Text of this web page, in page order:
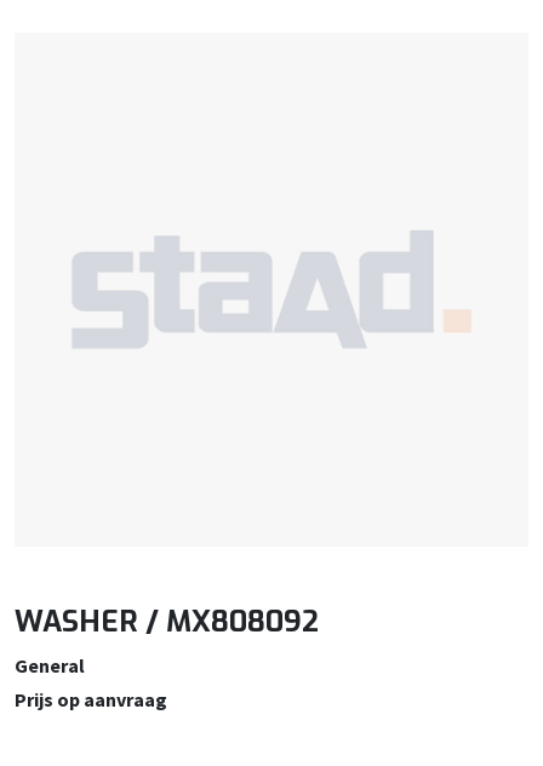
WASHER / MX808092
General
Prijs op aanvraag